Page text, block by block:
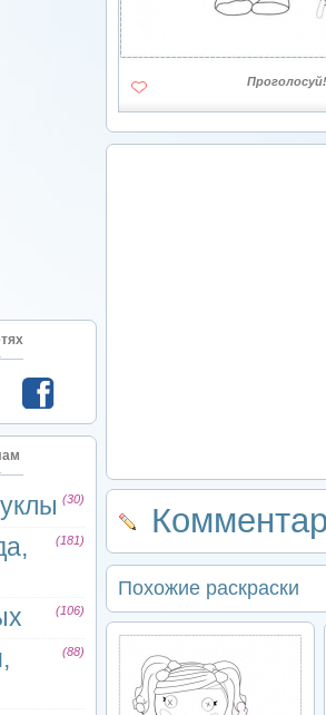
(30)
(181)
(106)
(88)
Проголосуй!
Похожие раскраски